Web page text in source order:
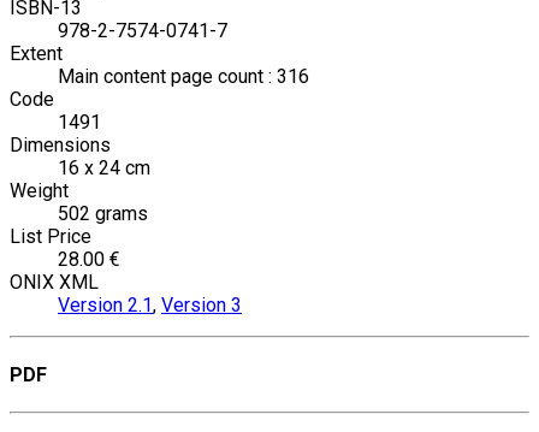
ISBN-13
978-2-7574-0741-7
Extent
Main content page count : 316
Code
1491
Dimensions
16 x 24 cm
Weight
502 grams
List Price
28.00 €
ONIX XML
Version 2.1, Version 3
PDF